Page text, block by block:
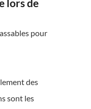
lors de
pour
des
sont les